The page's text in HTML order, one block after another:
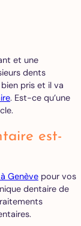
et une
dents
pris et il va
. Est-ce qu’une
est-
Genève pour vos
dentaire de